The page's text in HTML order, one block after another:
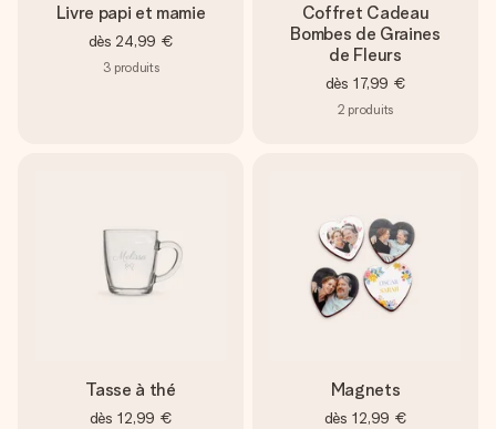
Livre papi et mamie
dès 24,99 €
3 produits
Coffret Cadeau
Bombes de Graines
de Fleurs
dès 17,99 €
2 produits
Tasse à thé
dès 12,99 €
Magnets
dès 12,99 €